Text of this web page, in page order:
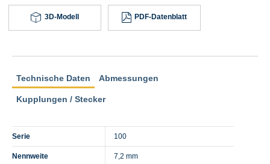
3D-Modell PDF-Datenblatt
Technische Daten Abmessungen
Kupplungen / Stecker
Serie 100
Nennweite 7,2 mm